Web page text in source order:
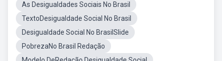
As Desigualdades Sociais No Brasil
TextoDesigualdade Social No Brasil
Desigualdade Social No BrasilSlide
PobrezaNo Brasil Redação